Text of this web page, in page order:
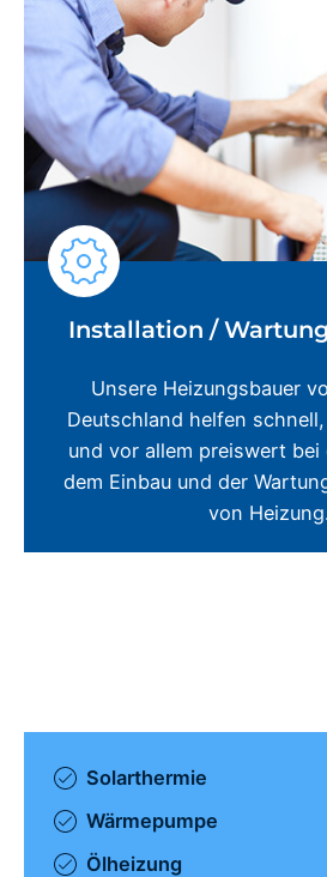
Installation /
Unsere Heizungsbauer
Deutschland helfen
und vor allem preiswert
dem Einbau und der
von Heizung.
Solarthermie
Wärmepumpe
Ölheizung